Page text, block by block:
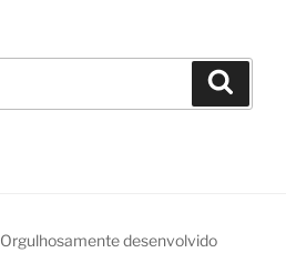
Orgulhosamente desenvolvido